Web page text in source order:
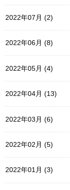
2022年07月 (2)
2022年06月 (8)
2022年05月 (4)
2022年04月 (13)
2022年03月 (6)
2022年02月 (5)
2022年01月 (3)